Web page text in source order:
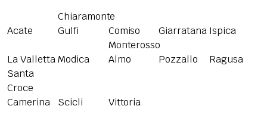
Acate
Chiaramonte
Gulfi
Comiso Giarratana Ispica
La Valletta Modica
Monterosso
Almo
Pozzallo
Ragusa
Santa
Croce
Camerina
Scicli Vittoria